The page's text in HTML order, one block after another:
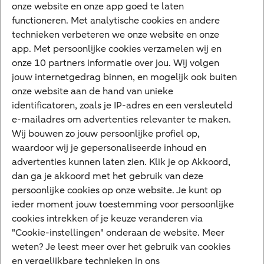
VraagHugo
Corporate Finance
Tikkie zakelijk
Cyber Veilig & Zeker
Private Banking
Interessant
Sectoren & trends
Ondernemersverhalen
Valutacentrum
Alles over PSD2
Business Community
onze website en onze app goed te laten
functioneren. Met analytische cookies en andere
technieken verbeteren we onze website en onze
app. Met persoonlijke cookies verzamelen wij en
onze 10 partners informatie over jou. Wij volgen
jouw internetgedrag binnen, en mogelijk ook buiten
onze website aan de hand van unieke
identificatoren, zoals je IP-adres en een versleuteld
e-mailadres om advertenties relevanter te maken.
Wij bouwen zo jouw persoonlijke profiel op,
waardoor wij je gepersonaliseerde inhoud en
advertenties kunnen laten zien. Klik je op Akkoord,
dan ga je akkoord met het gebruik van deze
persoonlijke cookies op onze website. Je kunt op
ieder moment jouw toestemming voor persoonlijke
cookies intrekken of je keuze veranderen via
"Cookie-instellingen" onderaan de website. Meer
weten? Je leest meer over het gebruik van cookies
en vergelijkbare technieken in ons